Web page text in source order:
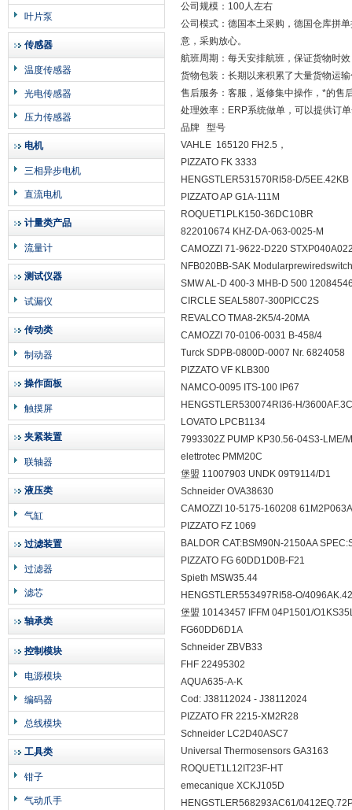
叶片泵
传感器
温度传感器
光电传感器
压力传感器
电机
三相异步电机
直流电机
计量类产品
流量计
测试仪器
试漏仪
传动类
制动器
操作面板
触摸屏
夹紧装置
联轴器
液压类
气缸
过滤装置
过滤器
滤芯
轴承类
控制模块
电源模块
编码器
总线模块
工具类
钳子
气动爪手
公司规模：100人左右
公司模式：德国本土采购，德国仓库拼
意，采购放心。
航班周期：每天安排航班，保证货物时
货物包装：长期以来积累了大量货物运
售后服务：客服，返修集中操作，*的售
处理效率：ERP系统做单，可以提供订
品牌 型号
VAHLE 165120 FH2.5，
PIZZATO FK 3333
HENGSTLER531570RI58-D/
PIZZATO AP G1A-111M
ROQUET1PLK150-36DC10BR
822010674 KHZ-DA-063-0025-M
CAMOZZI 71-9622-D220
NFB020BB-SAK
SMW AL-D 400-3 MHB-D 500
CIRCLE SEAL5807-300PICC2S
REVALCO TMA8-2K5/4-20MA
CAMOZZI 70-0106-0031 B-458/4
Turck SDPB-0800D-0007 Nr. 6824058
PIZZATO VF KLB300
NAMCO-0095 ITS-100 IP67
HENGSTLER530074RI36-H/
LOVATO LPCB1134
7993302Z PUMP KP30.56-04S3-
elettrotec PMM20C
堡盟 11007903 UNDK 09T9114/D1
Schneider OVA38630
CAMOZZI 10-5175-160208
PIZZATO FZ 1069
BALDOR CAT:BSM90N-2150AA
PIZZATO FG 60DD1D0B-F21
Spieth MSW35.44
HENGSTLER553497RI58-O/
堡盟 10143457 IFFM 04P1501/
FG60DD6D1A
Schneider ZBVB33
FHF 22495302
AQUA635-A-K
Cod: J38112024 - J38112024
PIZZATO FR 2215-XM2R28
Schneider LC2D40ASC7
Universal Thermosensors GA3163
ROQUET1L12IT23F-HT
emecanique XCKJ105D
HENGSTLER568293AC61/